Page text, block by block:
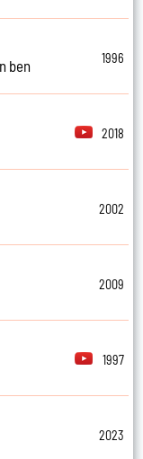
ben
1996
2018
2002
2009
1997
2023